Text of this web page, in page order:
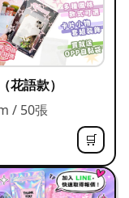
花語款）
/ 50張
🛒